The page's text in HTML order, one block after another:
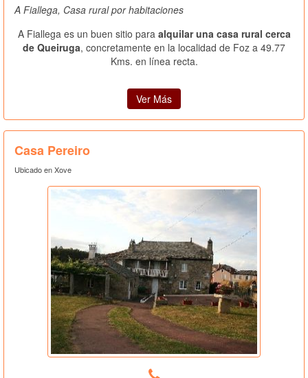
A Fiallega, Casa rural por habitaciones
A Fiallega es un buen sitio para alquilar una casa rural cerca
de Queiruga, concretamente en la localidad de Foz a 49.77
Kms. en línea recta.
Ver Más
Casa Pereiro
Ubicado en Xove